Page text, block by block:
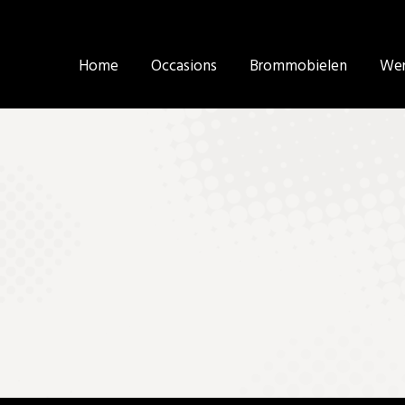
Home Occasions Brommobielen
Home Occasions Brommobielen